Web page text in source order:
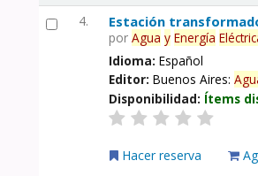
4. Estación
porAgua y Energía
Idioma:Español
Editor:Buenos Aires:
Disponibilidad: Ítems
Hacer reserva